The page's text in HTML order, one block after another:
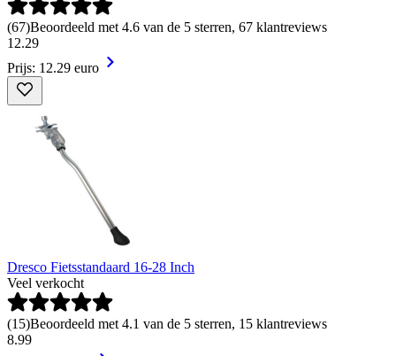
(67)Beoordeeld met 4.6 van de 5 sterren, 67 klantreviews
12.29
Prijs: 12.29 euro
Dresco Fietsstandaard 16-28 Inch
Veel verkocht
(15)Beoordeeld met 4.1 van de 5 sterren, 15 klantreviews
8.99